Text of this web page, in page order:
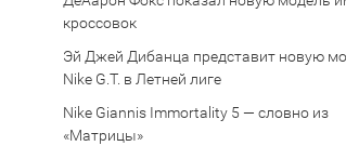
кроссовок
Эй Джей Дибанца представит новую
Nike G.T. в Летней лиге
Nike Giannis Immortality 5 — словно из
«Матрицы»